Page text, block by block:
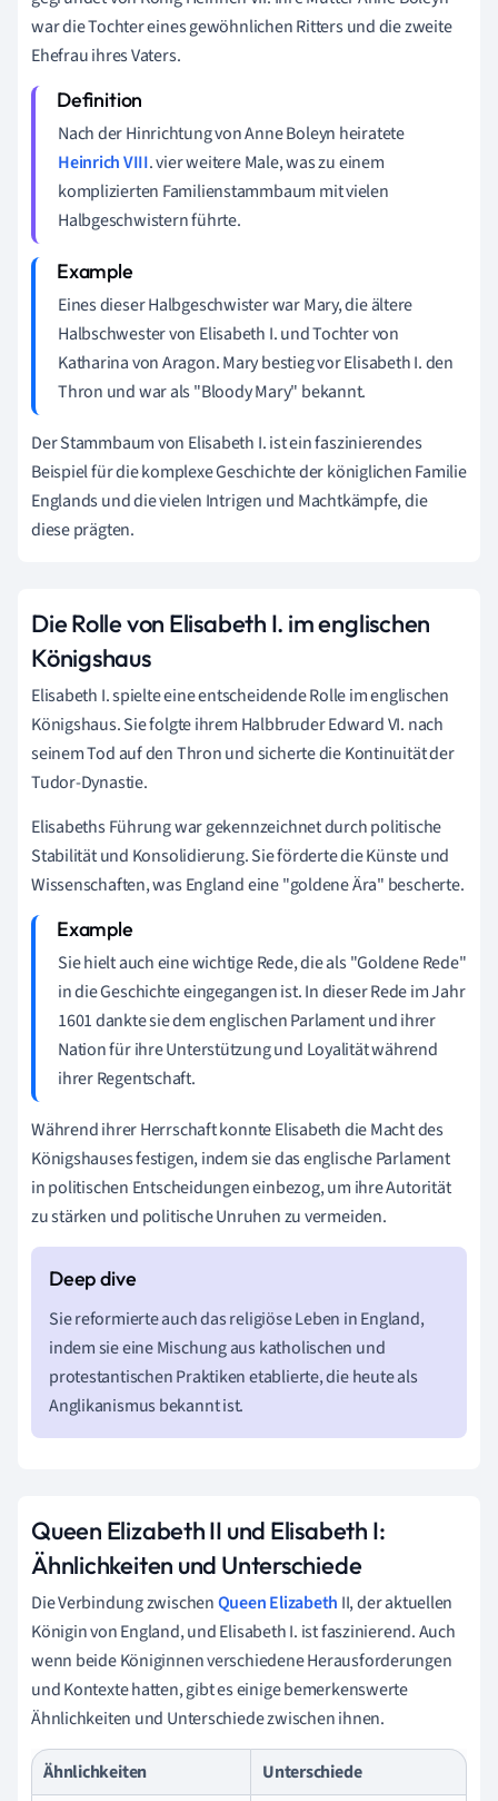
war die Tochter eines gewöhnlichen Ritters und die zweite
Ehefrau ihres Vaters.
Nach der Hinrichtung von Anne Boleyn heiratete
Heinrich VIII. vier weitere Male, was zu einem
komplizierten Familienstammbaum mit vielen
Halbgeschwistern führte.
Eines dieser Halbgeschwister war Mary, die ältere
Halbschwester von Elisabeth I. und Tochter von
Katharina von Aragon. Mary bestieg vor Elisabeth I. den
Thron und war als "Bloody Mary" bekannt.
Der Stammbaum von Elisabeth I. ist ein faszinierendes
Beispiel für die komplexe Geschichte der königlichen Familie
Englands und die vielen Intrigen und Machtkämpfe, die
diese prägten.
Die Rolle von Elisabeth I. im englischen
Königshaus
Elisabeth I. spielte eine entscheidende Rolle im englischen
Königshaus. Sie folgte ihrem Halbbruder Edward VI. nach
seinem Tod auf den Thron und sicherte die Kontinuität der
Tudor-Dynastie.
Elisabeths Führung war gekennzeichnet durch politische
Stabilität und Konsolidierung. Sie förderte die Künste und
Wissenschaften, was England eine "goldene Ära" bescherte.
Sie hielt auch eine wichtige Rede, die als "Goldene Rede"
in die Geschichte eingegangen ist. In dieser Rede im Jahr
1601 dankte sie dem englischen Parlament und ihrer
Nation für ihre Unterstützung und Loyalität während
ihrer Regentschaft.
Während ihrer Herrschaft konnte Elisabeth die Macht des
Königshauses festigen, indem sie das englische Parlament
in politischen Entscheidungen einbezog, um ihre Autorität
zu stärken und politische Unruhen zu vermeiden.
Sie reformierte auch das religiöse Leben in England,
indem sie eine Mischung aus katholischen und
protestantischen Praktiken etablierte, die heute als
Anglikanismus bekannt ist.
Queen Elizabeth II und Elisabeth I:
Ähnlichkeiten und Unterschiede
Die Verbindung zwischenQueen Elizabeth II, der aktuellen
Königin von England, und Elisabeth I. ist faszinierend. Auch
wenn beide Königinnen verschiedene Herausforderungen
und Kontexte hatten, gibt es einige bemerkenswerte
Ähnlichkeiten und Unterschiede zwischen ihnen.
Ähnlichkeiten Unterschiede